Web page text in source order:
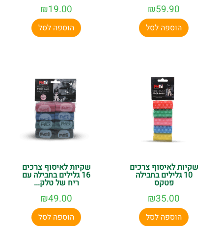
₪59.90
הוספה לסל
₪19.00
הוספה לסל
שקיות לאיסוף צרכים
10 גלילים בחבילה
פטקס
₪35.00
הוספה לסל
שקיות לאיסוף צרכים
16 גלילים בחבילה עם
ריח של טלק...
₪49.00
הוספה לסל